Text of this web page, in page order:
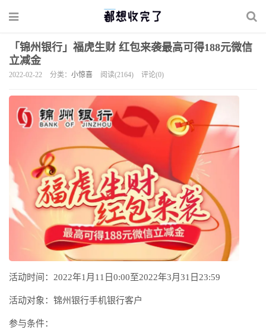
「锦州银行」福虎生财 红包来袭最高可得188元微信
立减金
2022-02-22 分类： 小惊喜 阅读(2164) 评论(0)
活动时间：2022年1月11日0:00至2022年3月31日23:59
活动对象：锦州银行手机银行客户
参与条件：